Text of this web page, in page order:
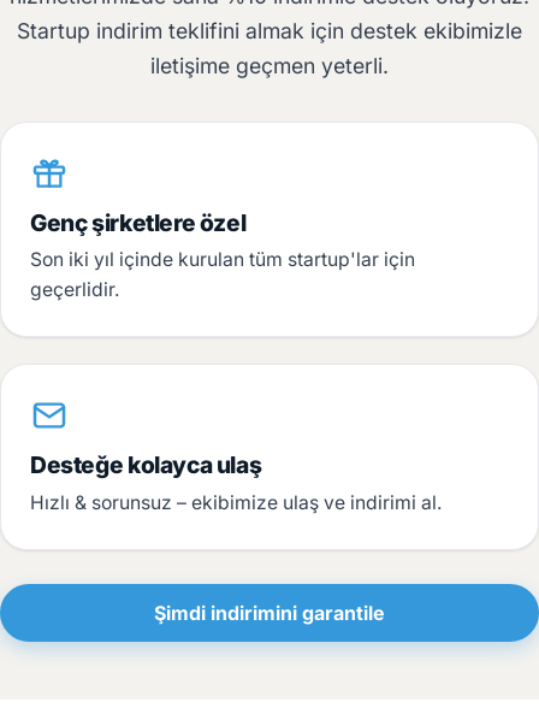
Startup indirim teklifini almak için destek ekibimizle
iletişime geçmen yeterli.
Genç şirketlere özel
Son iki yıl içinde kurulan tüm startup'lar için
geçerlidir.
Desteğe kolayca ulaş
Hızlı & sorunsuz – ekibimize ulaş ve indirimi al.
Şimdi indirimini garantile